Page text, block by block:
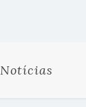
Notícias